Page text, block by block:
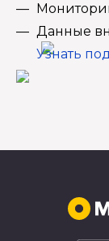
Данные
Узнать